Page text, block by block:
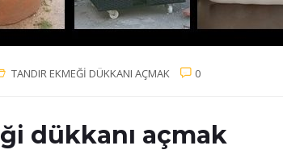
TANDIR EKMEĞI DÜKKANI AÇMAK 0
dükkanı açmak